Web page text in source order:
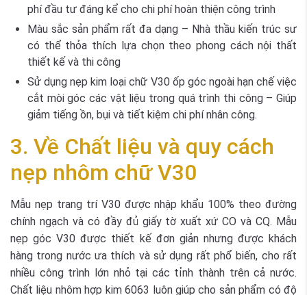
phí đầu tư đáng kể cho chi phí hoàn thiện công trình
Màu sắc sản phẩm rất đa dạng – Nhà thầu kiến trúc sư
có thể thỏa thích lựa chọn theo phong cách nội thất
thiết kế và thi công
Sử dụng nẹp kim loại chữ V30 ốp góc ngoài hạn chế việc
cắt mòi góc các vật liệu trong quá trình thi công – Giúp
giảm tiếng ồn, bụi và tiết kiệm chi phí nhân công.
3. Về Chất liệu và quy cách
nẹp nhôm chữ V30
Mẫu nẹp trang trí V30 được nhập khẩu 100% theo đường
chính ngạch và có đầy đủ giấy tờ xuất xứ CO và CQ. Mẫu
nẹp góc V30 được thiết kế đơn giản nhưng được khách
hàng trong nước ưa thích và sử dụng rất phổ biến, cho rất
nhiều công trình lớn nhỏ tại các tỉnh thành trên cả nước.
Chất liệu nhôm hợp kim 6063 luôn giúp cho sản phẩm có độ